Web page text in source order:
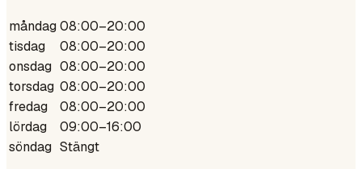
måndag08:00–20:00
tisdag
08:00–20:00
onsdag 08:00–20:00
torsdag 08:00–20:00
fredag
08:00–20:00
lördag
09:00–16:00
söndag Stängt